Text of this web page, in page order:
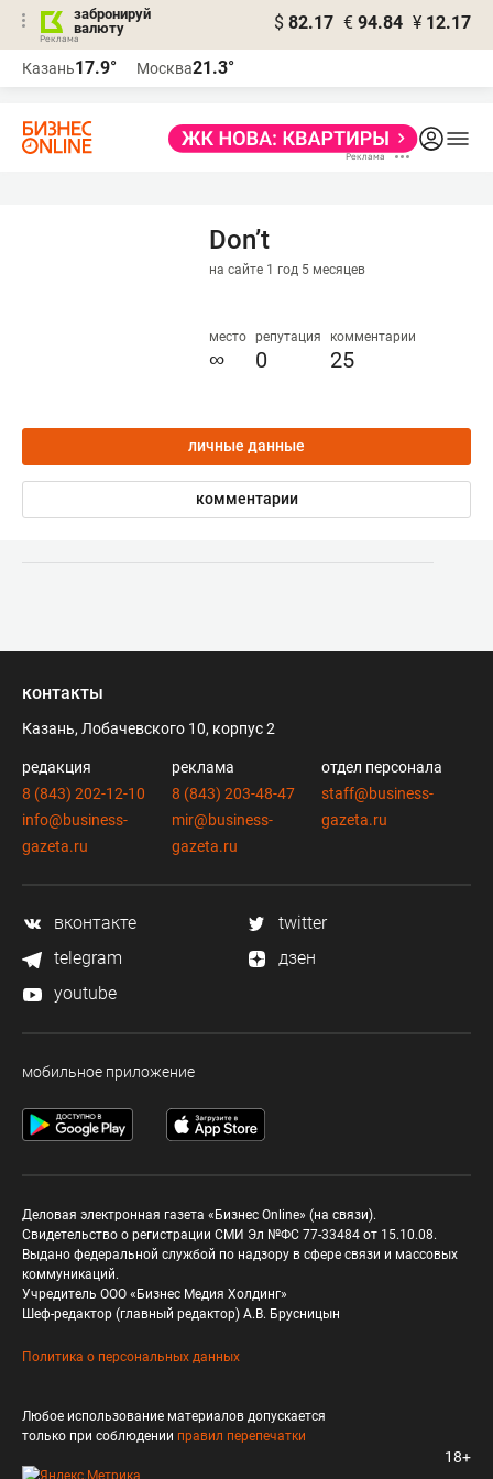
забронируй
валюту
$ 82.17 € 94.84 ¥ 12.17
Казань17.9° Москва21.3°
Don’t
на сайте 1 год 5 месяцев
место
∞
репутация
0
комментарии
25
личные данные
комментарии
контакты
Казань, Лобачевского 10, корпус 2
редакция
8 (843) 202-12-10
info@business-
gazeta.ru
реклама
8 (843) 203-48-47
mir@business-
gazeta.ru
отдел персонала
staff@business-
gazeta.ru
вконтакте
twitter
telegram
дзен
youtube
мобильное приложение
Деловая электронная газета «Бизнес Online» (на связи).
Свидетельство о регистрации СМИ Эл №ФС 77-33484 от 15.10.08.
Выдано федеральной службой по надзору в сфере связи и массовых
коммуникаций.
Учредитель ООО «Бизнес Медия Холдинг»
Шеф-редактор (главный редактор) А.В. Брусницын
Политика о персональных данных
Любое использование материалов допускается
только при соблюдении правил перепечатки
18+